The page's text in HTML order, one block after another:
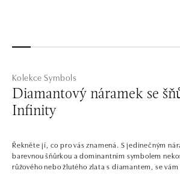
Kolekce Symbols
Diamantový náramek se
Infinity
Řekněte jí, co pro vás znamená. S jedinečným
barevnou šňůrkou a dominantním symbolem
růžového nebo žlutého zlata s diamantem, se